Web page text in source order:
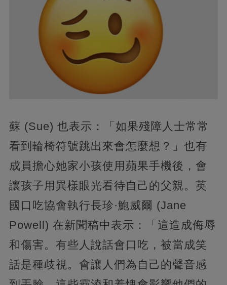
蘇 (Sue) 也表示：「如果殘障人士常常
看到輪椅符號跳出來會怎麼想？」也有
成員擔心她家小孩使用蘋果手機後，會
讓孩子用異樣眼光看待自己的父親。英
國口吃協會執行長珍·鮑威爾 (Jane
Powell) 在新聞稿中表示：「這造成侮辱
和傷害。有些人說話會口吃，被當成笑
話是種歧視。會讓人們為自己的聲音感